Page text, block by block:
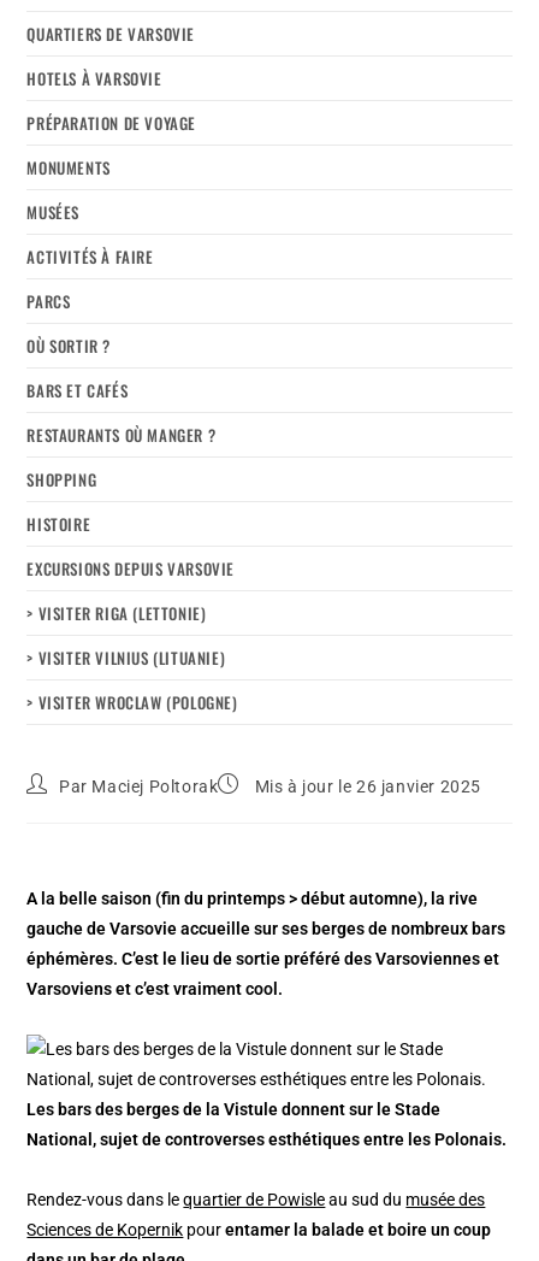
QUARTIERS DE VARSOVIE
HOTELS À VARSOVIE
PRÉPARATION DE VOYAGE
MONUMENTS
MUSÉES
ACTIVITÉS À FAIRE
PARCS
OÙ SORTIR ?
BARS ET CAFÉS
RESTAURANTS OÙ MANGER ?
SHOPPING
HISTOIRE
EXCURSIONS DEPUIS VARSOVIE
> VISITER RIGA (LETTONIE)
> VISITER VILNIUS (LITUANIE)
> VISITER WROCLAW (POLOGNE)
Par Maciej Poltorak Mis à jour le 26 janvier 2025
A la belle saison (fin du printemps > début automne), la rive
gauche de Varsovie accueille sur ses berges de nombreux bars
éphémères. C’est le lieu de sortie préféré des Varsoviennes et
Varsoviens et c’est vraiment cool.
Les bars des berges de la Vistule donnent sur le Stade
National, sujet de controverses esthétiques entre les Polonais.
Rendez-vous dans lequartier de Powisleau sud du musée des
Sciences de Kopernik pourentamer la balade et boire un coup